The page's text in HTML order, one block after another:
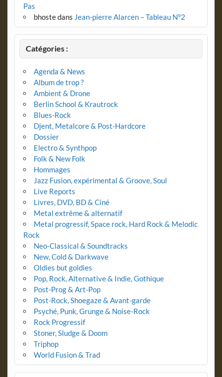
Pas
bhostedans Jean-pierre Alarcen – Tableau N°2
Catégories :
Agenda & News
Album de trop ?
Ambient & Drone
Berlin School & Krautrock
Blues-Rock
Djent, Metalcore & Post-Hardcore
Dossier
Electro & Synthpop
Folk & New Folk
Hommages
Jazz Fusion, expérimental & Groove, Soul
Live Reports
Livres, DVD, BD & Ciné
Metal extrême & alternatif
Metal progressif, Space rock, Hard Rock & Melodic
Rock
Neo-Classical & Soundtracks
New, Cold & Darkwave
Oldies but goldies
Pop, Rock, Alternative & Indie, Gothique
Post-Prog & Art-Pop
Post-Rock, Shoegaze & Avant-garde
Psyché, Punk, Grunge & Noise-Rock
Rock Progressif
Stoner, Sludge & Doom
Triphop
World Fusion & Trad